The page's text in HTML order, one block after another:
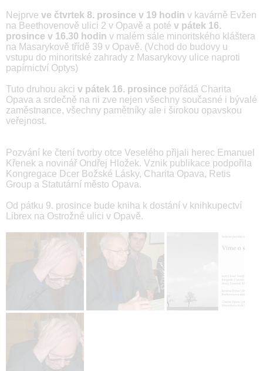
Nejprve ve čtvrtek 8. prosince v 19 hodin v kavárně Evžen
na Beethovenově ulici 2 v Opavě a poté v pátek 16.
prosince v 16.30 hodin v malém sále minoritského kláštera
na Masarykově třídě 39 v Opavě. (Vchod do budovy u
vstupu do minoritské zahrady z Masarykovy ulice naproti
papírnictví Optys)
Tuto druhou akci v pátek 16. prosince pořádá Charita
Opava a srdečně na ni zve nejen všechny současné i bývalé
zaměstnance, všechny pamětníky ale i širokou opavskou
veřejnost.
Pozvání ke čtení tvorby otce Veselého přijali herec Emanuel
Křenek a novinář Ondřej Hložek. Vznik publikace podpořila
Kongregace Dcer Božské Lásky, Charita Opava, Retis
Group a Statutární město Opava.
Od pátku 9. prosince bude kniha k dostání v knihkupectví
Librex na Ostrožné ulici v Opavě.